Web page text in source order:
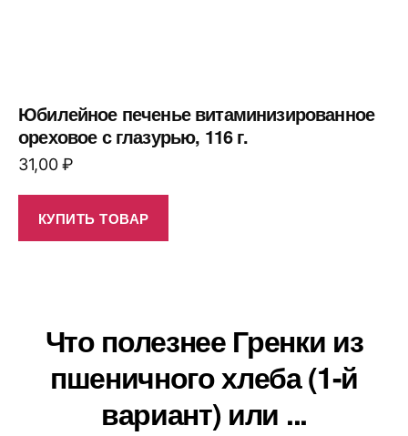
Юбилейное печенье витаминизированное
ореховое с глазурью, 116 г.
31,00₽
КУПИТЬ ТОВАР
Что полезнее Гренки из
пшеничного хлеба (1-й
вариант) или ...